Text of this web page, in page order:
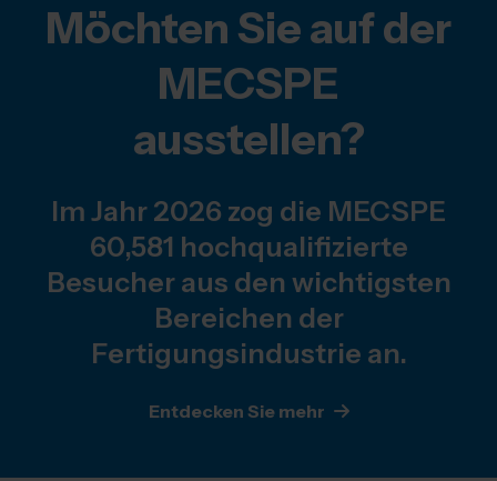
Möchten Sie auf der
MECSPE
ausstellen?
Im Jahr 2026 zog die MECSPE
60,581 hochqualifizierte
Besucher aus den wichtigsten
Bereichen der
Fertigungsindustrie an.
Entdecken Sie mehr